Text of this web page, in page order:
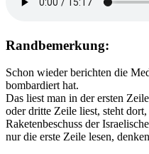
Randbemerkung:
Schon wieder berichten die
bombardiert hat.
Das liest man in der ersten
oder dritte Zeile liest, steht
Raketenbeschuss der
nur die erste Zeile lesen,